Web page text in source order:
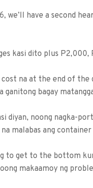
we’ll have a second
kasi dito plus
cost na at the end of the
ganitong bagay
diyan, noong nagka-
malabas ang
to get to the bottom
makaamoy ng